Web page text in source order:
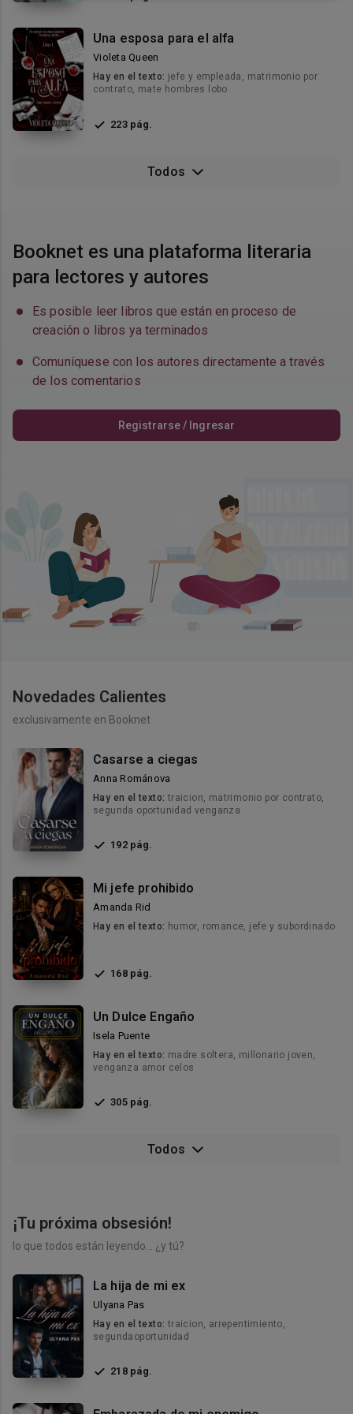
Una esposa para el alfa
Violeta Queen
Hay en el texto: jefe y empleada, matrimonio por
contrato, mate hombres lobo
223 pág.
Todos
Booknet es una plataforma literaria
para lectores y autores
Es posible leer libros que están en proceso de
creación o libros ya terminados
Comuníquese con los autores directamente a través
de los comentarios
Registrarse / Ingresar
Novedades Calientes
exclusivamente en Booknet
Casarse a ciegas
Anna Románova
Hay en el texto: traicion, matrimonio por contrato,
segunda oportunidad venganza
192 pág.
Mi jefe prohibido
Amanda Rid
Hay en el texto: humor, romance, jefe y subordinado
168 pág.
Un Dulce Engaño
Isela Puente
Hay en el texto: madre soltera, millonario joven,
venganza amor celos
305 pág.
Todos
¡Tu próxima obsesión!
lo que todos están leyendo… ¿y tú?
La hija de mi ex
Ulyana Pas
Hay en el texto: traicion, arrepentimiento,
segundaoportunidad
218 pág.